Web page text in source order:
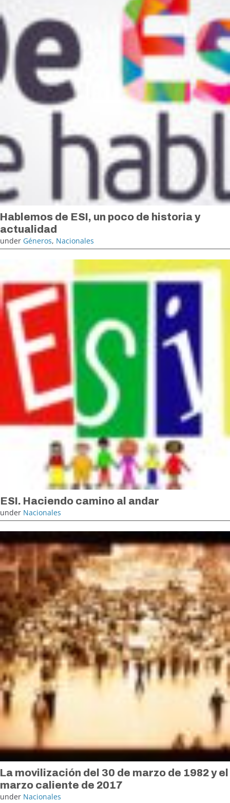
Hablemos de ESI, un poco de historia y
actualidad
under Géneros, Nacionales
ESI. Haciendo camino al andar
under Nacionales
La movilización del 30 de marzo de 1982 y el
marzo caliente de 2017
under Nacionales